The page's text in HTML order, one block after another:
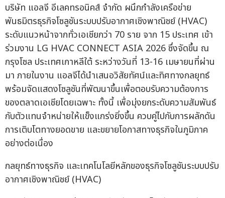
บริษัท แอลจี อีเลคทรอนิคส์ จำกัด ผนึกกำลังเครือข่าย
พันธมิตรธุรกิจโซลูชันระบบปรับอากาศเชิงพาณิชย์ (HVAC)
ระดับแนวหน้าจากทั่วเอเชียกว่า 70 ราย จาก 15 ประเทศ เข้า
ร่วมงาน LG HVAC CONNECT ASIA 2026 ซึ่งจัดขึ้น ณ
กรุงโซล ประเทศเกาหลีใต้ ระหว่างวันที่ 13-16 เมษายนที่ผ่าน
มา ภายในงาน แอลจีได้นำเสนอวิสัยทัศน์และทิศทางกลยุทธ์
พร้อมจัดแสดงโซลูชันที่พัฒนาขึ้นเพื่อตอบรับความต้องการ
ของตลาดเอเชียโดยเฉพาะ ทั้งนี้ เพื่อมุ่งยกระดับความสัมพันธ์
กับตัวแทนจำหน่ายให้แข็งแกร่งยิ่งขึ้น ควบคู่ไปกับการผลักดัน
การเติบโตทางยอดขาย และขยายโอกาสทางธุรกิจในภูมิภาค
อย่างต่อเนื่อง
กลยุทธ์ทางธุรกิจ และเทคโนโลยีหลักของธุรกิจโซลูชันระบบปรับ
อากาศเชิงพาณิชย์ (HVAC)